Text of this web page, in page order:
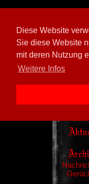
Diese Website
Sie diese Website
mit deren Nutzung
Weitere Infos
[ 594026/